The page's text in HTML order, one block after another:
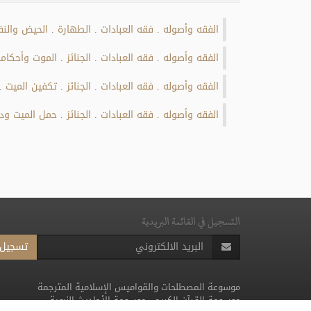
الفقه وأصوله فقه العبادات الطهارة الحيض
الفقه وأصوله فقه العبادات الجنائز الموت
الفقه وأصوله فقه العبادات الجنائز تكفين الميت
الفقه وأصوله فقه العبادات الجنائز حمل الميت
التسجيل في القائمة البريدية
تسجيل
موسوعة المصطلحات والقواميس الإسلامية المترجمة
موسوعة القرآن الكريم-موسوعة الأحاديث النبوية